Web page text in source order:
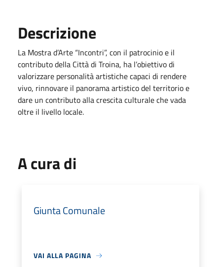
Descrizione
La Mostra d’Arte “Incontri”, con il patrocinio e il
contributo della Città di Troina, ha l’obiettivo di
valorizzare personalità artistiche capaci di rendere
vivo, rinnovare il panorama artistico del territorio e
dare un contributo alla crescita culturale che vada
oltre il livello locale.
A cura di
Giunta Comunale
VAI ALLA PAGINA